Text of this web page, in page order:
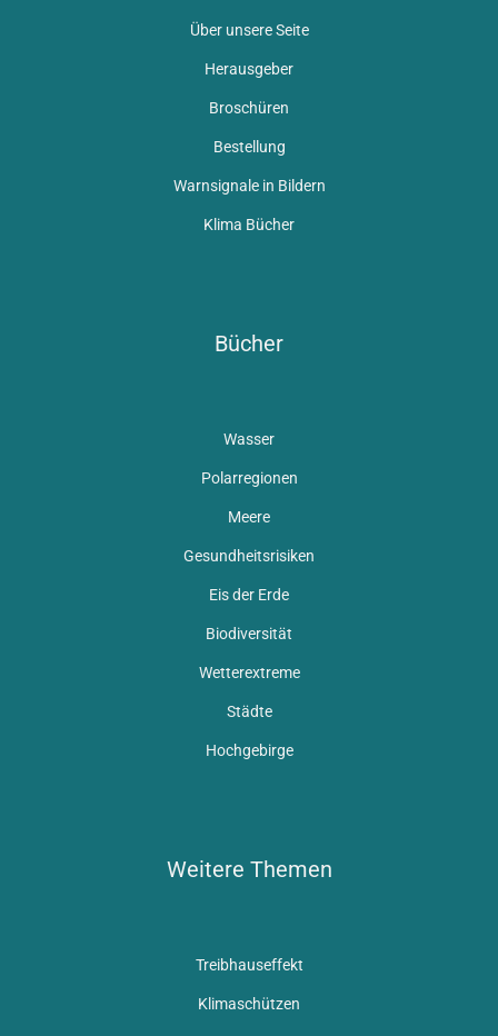
Über unsere Seite
Herausgeber
Broschüren
Bestellung
Warnsignale in Bildern
Klima Bücher
Bücher
Wasser
Polarregionen
Meere
Gesundheitsrisiken
Eis der Erde
Biodiversität
Wetterextreme
Städte
Hochgebirge
Weitere Themen
Treibhauseffekt
Klimaschützen